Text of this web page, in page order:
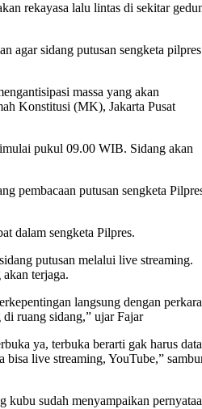
rekayasa lalu lintas di sekitar
agar sidang putusan sengketa pilpres
massa yang akan
Konstitusi (MK), Jakarta Pusat
pukul 09.00 WIB. Sidang akan
pembacaan putusan sengketa
dalam sengketa Pilpres.
putusan melalui live streaming.
terjaga.
langsung dengan
ruang sidang,” ujar Fajar
ya, terbuka berarti gak harus
live streaming, YouTube,”
kubu sudah menyampaikan